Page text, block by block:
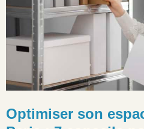
Optimiser son